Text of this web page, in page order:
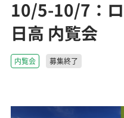
10/5-10/7：
日高 内覧会
内覧会 募集終了